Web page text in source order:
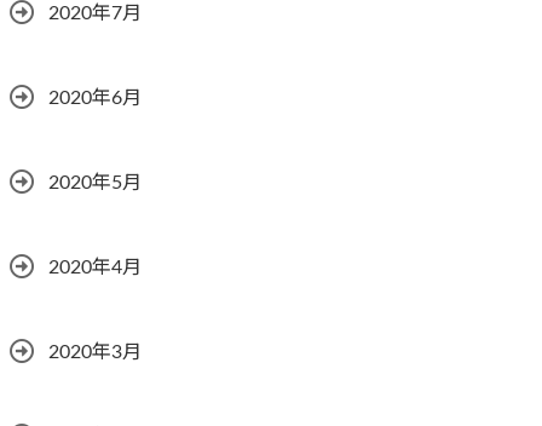
2020年7月
2020年6月
2020年5月
2020年4月
2020年3月